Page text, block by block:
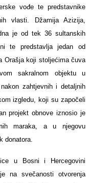
vođe te predstavnike
vlasti. Džamija Azizija,
je od tek 36 sultanskih
te predstavlja jedan od
Orašja koji stoljećima čuva
sakralnom objektu u
zahtjevnih i detaljnih
izgledu, koji su započeli
projekt obnove iznosio je
maraka, a u njegovu
donatora.
u Bosni i Hercegovini
na svečanosti otvorenja